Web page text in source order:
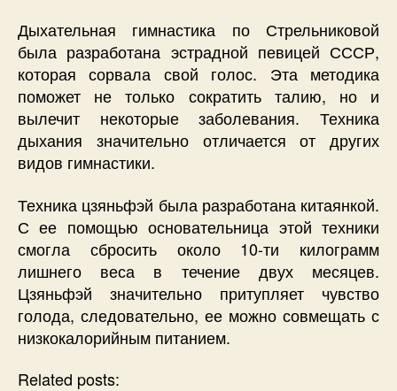
Дыхательная гимнастика по Стрельниковой
была разработана эстрадной певицей СССР,
которая сорвала свой голос. Эта методика
поможет не только сократить талию, но и
вылечит некоторые заболевания. Техника
дыхания значительно отличается от других
видов гимнастики.
Техника цзяньфэй была разработана китаянкой.
С ее помощью основательница этой техники
смогла сбросить около 10-ти килограмм
лишнего веса в течение двух месяцев.
Цзяньфэй значительно притупляет чувство
голода, следовательно, ее можно совмещать с
низкокалорийным питанием.
Related posts: